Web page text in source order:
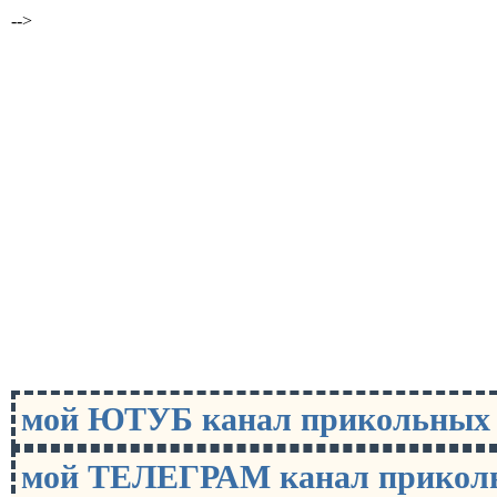
-->
мой ЮТУБ канал
мой ТЕЛЕГРАМ канал